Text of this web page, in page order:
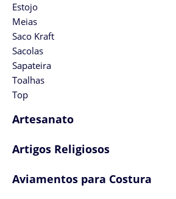
Estojo
Meias
Saco Kraft
Sacolas
Sapateira
Toalhas
Top
Artesanato
Artigos Religiosos
Aviamentos para Costura